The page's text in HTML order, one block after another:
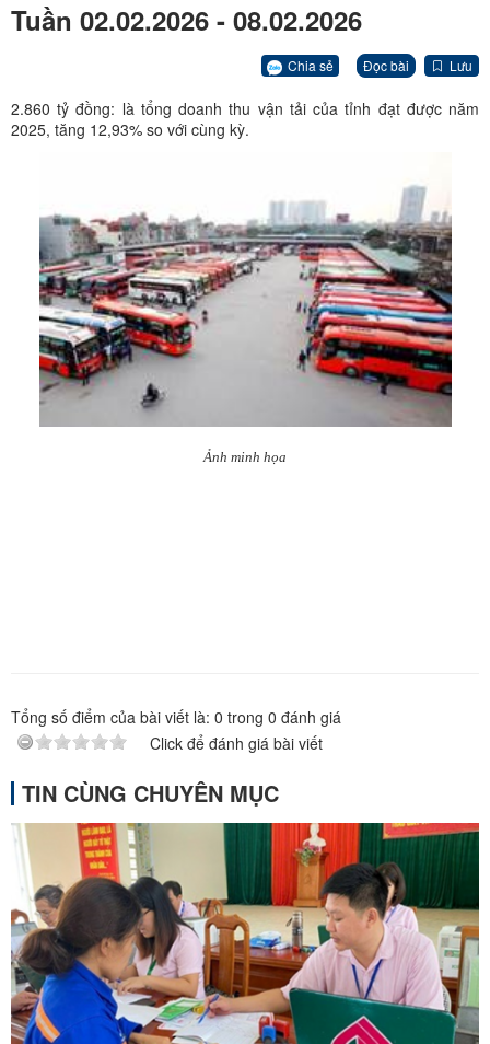
Tuần 02.02.2026 - 08.02.2026
Chia sẻ Đọc bài Lưu
2.860 tỷ đồng: là tổng doanh thu vận tải của tỉnh đạt được năm
2025, tăng 12,93% so với cùng kỳ.
Ảnh minh họa
Tổng số điểm của bài viết là: 0 trong 0 đánh giá
Click để đánh giá bài viết
TIN CÙNG CHUYÊN MỤC